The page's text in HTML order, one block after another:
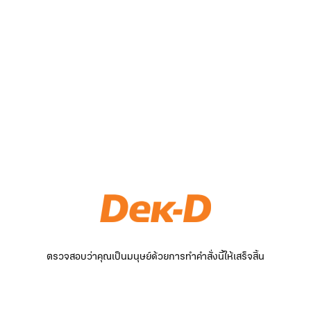
ตรวจสอบว่าคุณเป็นมนุษย์ด้วยการทำคำสั่งนี้ให้เสร็จสิ้น